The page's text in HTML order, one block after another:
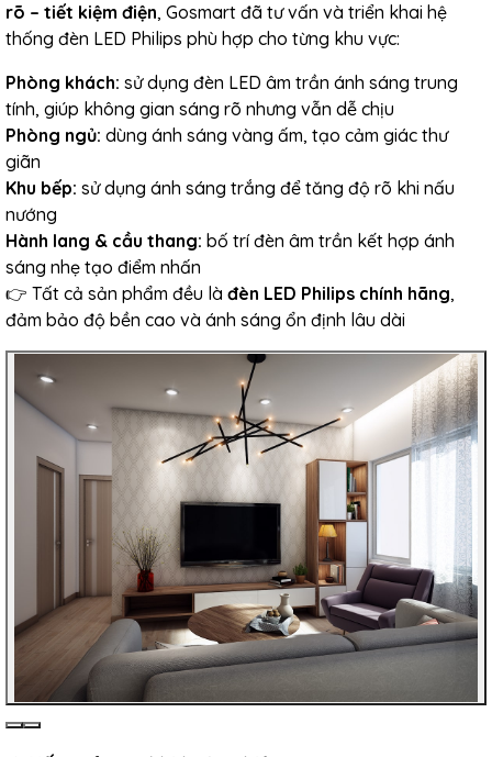
rõ – tiết kiệm điện, Gosmart đã tư vấn và triển khai hệ
thống đèn LED Philips phù hợp cho từng khu vực:
Phòng khách: sử dụng đèn LED âm trần ánh sáng trung
tính, giúp không gian sáng rõ nhưng vẫn dễ chịu
Phòng ngủ: dùng ánh sáng vàng ấm, tạo cảm giác thư
giãn
Khu bếp: sử dụng ánh sáng trắng để tăng độ rõ khi nấu
nướng
Hành lang & cầu thang: bố trí đèn âm trần kết hợp ánh
sáng nhẹ tạo điểm nhấn
👉 Tất cả sản phẩm đều là đèn LED Philips chính hãng,
đảm bảo độ bền cao và ánh sáng ổn định lâu dài